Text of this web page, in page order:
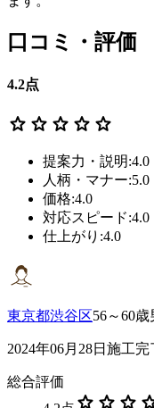
口コミ・評価
4.2点
star star star star star
提案力・説明:4.0
人柄・マナー:5.0
価格:4.0
対応スピード:4.0
仕上がり:4.0
東京都渋谷区56～60歳
2024年06月28日施工完
総合評価
star star star